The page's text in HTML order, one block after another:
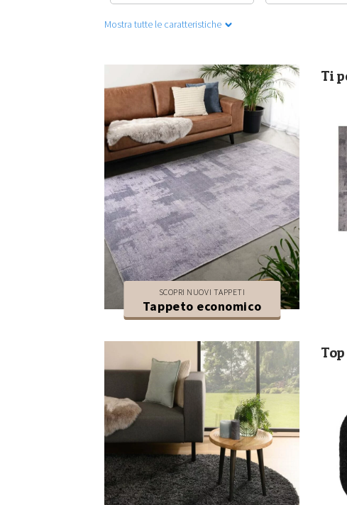
Mostra tutte le caratteristiche
SCOPRI NUOVI TAPPETI
Tappeto economico
Ti
Top